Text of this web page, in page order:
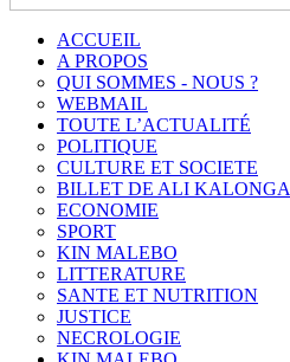
ACCUEIL
A PROPOS
QUI SOMMES - NOUS ?
WEBMAIL
TOUTE L’ACTUALITÉ
POLITIQUE
CULTURE ET SOCIETE
BILLET DE ALI KALONGA
ECONOMIE
SPORT
KIN MALEBO
LITTERATURE
SANTE ET NUTRITION
JUSTICE
NECROLOGIE